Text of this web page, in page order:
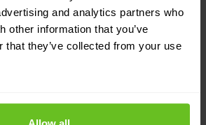
and analytics partners who
other information that you’ve
that they’ve collected from your use
esperti architetti di Nomios
a prova di futuro basate
team IT 24 ore su 24, 7 giorni su